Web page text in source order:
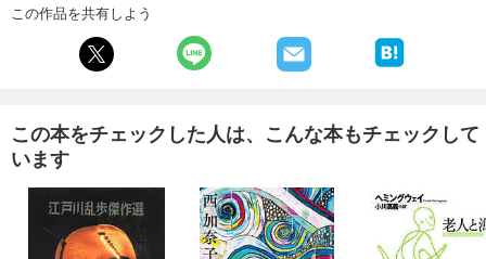
この作品を共有しよう
この本をチェックした人は、こんな本もチェックして
います